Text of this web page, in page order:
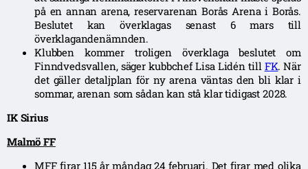
på en annan arena, reservarenan Borås Arena i Borås.
Beslutet kan överklagas senast 6 mars till
överklagandenämnden.
Klubben kommer troligen överklaga beslutet om
Finndvedsvallen, säger kubbchef Lisa Lidén till FK. När
det gäller detaljplan för ny arena väntas den bli klar i
sommar, arenan som sådan kan stå klar tidigast 2028.
IK Sirius
Malmö FF
MFF firar 115 år måndag 24 februari. Det firar med olika